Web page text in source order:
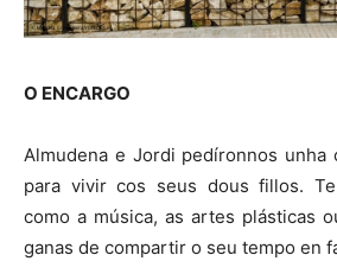
O ENCARGO
Almudena e Jordi pedíronnos unha
para vivir cos seus dous fillos.
como a música, as artes plásticas
ganas de compartir o seu tempo en